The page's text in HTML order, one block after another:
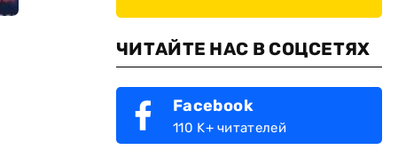
ЧИТАЙТЕ НАС В СОЦСЕТЯХ
Facebook
110 K+ читателей